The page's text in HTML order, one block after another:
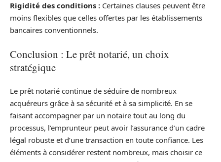
Rigidité des conditions : Certaines clauses peuvent être
moins flexibles que celles offertes par les établissements
bancaires conventionnels.
Conclusion : Le prêt notarié, un choix
stratégique
Le prêt notarié continue de séduire de nombreux
acquéreurs grâce à sa sécurité et à sa simplicité. En se
faisant accompagner par un notaire tout au long du
processus, l’emprunteur peut avoir l’assurance d’un cadre
légal robuste et d’une transaction en toute confiance. Les
éléments à considérer restent nombreux, mais choisir ce